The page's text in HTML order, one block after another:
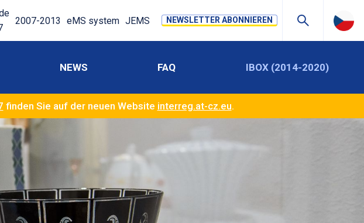
2007-2013 eMS system JEMS NEWSLETTER ABONNIEREN
NEWS FAQ IBOX (2014-2020)
finden Sie auf der neuen Website interreg.at-cz.eu.